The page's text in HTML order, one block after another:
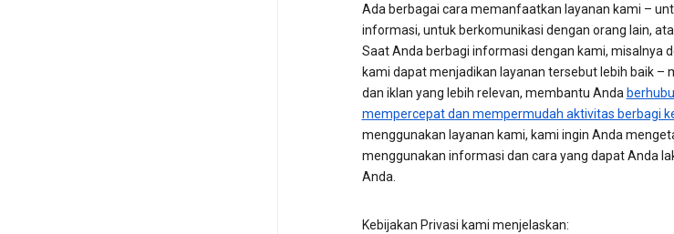
Ada berbagai cara memanfaatkan layanan kami –
informasi, untuk berkomunikasi dengan orang lain,
Saat Anda berbagi informasi dengan kami, misalnya
kami dapat menjadikan layanan tersebut lebih baik –
dan iklan yang lebih relevan, membantu Anda
mempercepat dan mempermudah aktivitas berbagi
menggunakan layanan kami, kami ingin Anda
menggunakan informasi dan cara yang dapat Anda
Anda.
Kebijakan Privasi kami menjelaskan: